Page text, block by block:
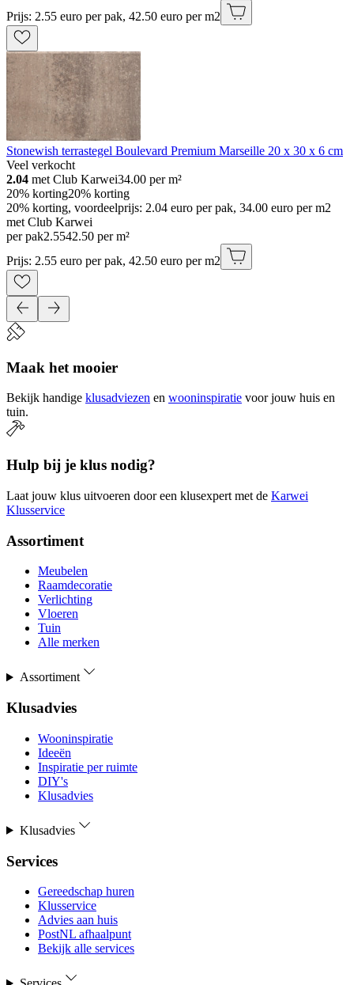
Prijs: 2.55 euro per pak, 42.50 euro per m2
Stonewish terrastegel Boulevard Premium Marseille 20 x 30 x 6 cm
Veel verkocht
2.04 met Club Karwei34.00 per m²
20% korting20% korting
20% korting, voordeelprijs: 2.04 euro per pak, 34.00 euro per m2
met Club Karwei
per pak2.5542.50 per m²
Prijs: 2.55 euro per pak, 42.50 euro per m2
Maak het mooier
Bekijk handige klusadviezen en wooninspiratie voor jouw huis en
tuin.
Hulp bij je klus nodig?
Laat jouw klus uitvoeren door een klusexpert met de Karwei
Klusservice
Assortiment
Meubelen
Raamdecoratie
Verlichting
Vloeren
Tuin
Alle merken
Assortiment
Klusadvies
Wooninspiratie
Ideeën
Inspiratie per ruimte
DIY's
Klusadvies
Klusadvies
Services
Gereedschap huren
Klusservice
Advies aan huis
PostNL afhaalpunt
Bekijk alle services